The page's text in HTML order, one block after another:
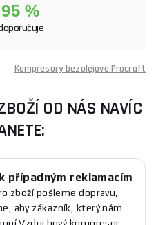
95 %
Kompresory bezolejové Procraft
OD NÁS NAVÍC
reklamacím
zboží pošleme dopravu,
aby zákazník, který nám